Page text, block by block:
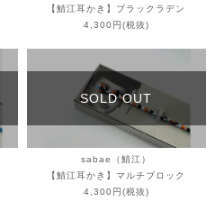
【鯖江耳かき】ブラックラデン
4,300円(税抜)
SOLD OUT
sabae（鯖江）
【鯖江耳かき】マルチブロック
4,300円(税抜)